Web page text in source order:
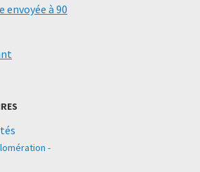
envoyée à 90
-